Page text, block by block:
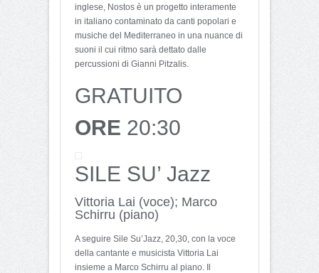
inglese, Nostos è un progetto interamente
in italiano contaminato da canti popolari e
musiche del Mediterraneo in una nuance di
suoni il cui ritmo sarà dettato dalle
percussioni di Gianni Pitzalis.
GRATUITO
ORE 20:30
SILE SU’ Jazz
Vittoria Lai (voce); Marco
Schirru (piano)
A seguire Sile Su’Jazz, 20,30, con la voce
della cantante e musicista Vittoria Lai
insieme a Marco Schirru al piano. Il